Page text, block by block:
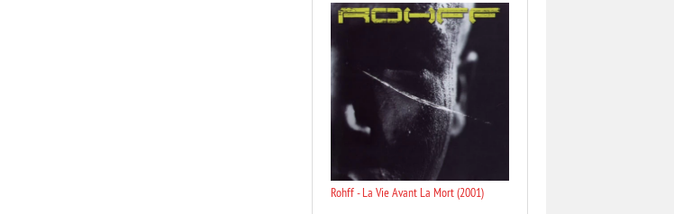
Rohff - La Vie Avant La Mort (2001)